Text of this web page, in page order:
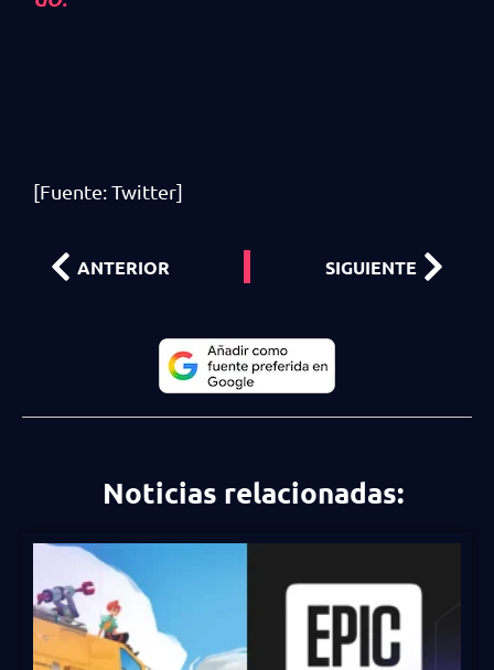
[Fuente: Twitter]
ANTERIOR SIGUIENTE
Noticias relacionadas: